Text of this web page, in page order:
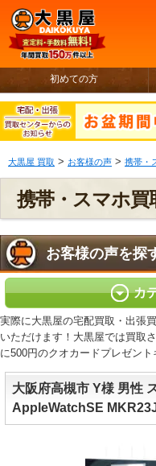
初めての方
大黒屋 買取 > お客様の声 > 携帯・
携帯・スマホ買
お客様の声を探
カ
実際に大黒屋の宅配買取・出張
いただけます！大黒屋では買取
に500円のクオカードプレゼン
大阪府高槻市 Y様 男性
AppleWatchSE